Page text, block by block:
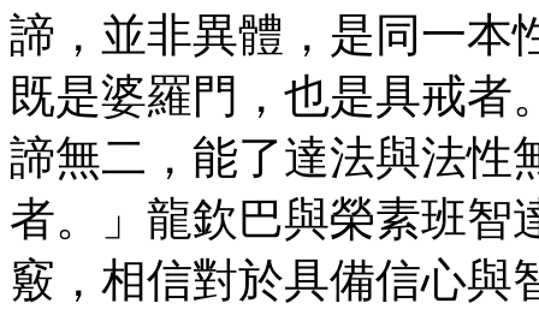
諦，並非異體，是同一本
既是婆羅門，也是具戒者
諦無二，能了達法與法性
者。」龍欽巴與榮素班智
竅，相信對於具備信心與